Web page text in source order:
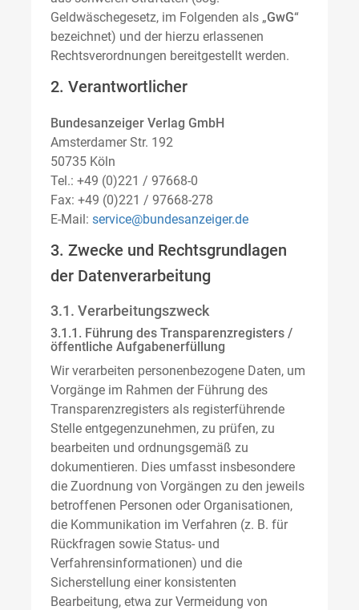
Geldwäschegesetz, im Folgenden als „GwG“
bezeichnet) und der hierzu erlassenen
Rechtsverordnungen bereitgestellt werden.
2. Verantwortlicher
Bundesanzeiger Verlag GmbH
Amsterdamer Str. 192
50735 Köln
Tel.: +49 (0)221 / 97668-0
Fax: +49 (0)221 / 97668-278
E-Mail: service@bundesanzeiger.de
3. Zwecke und Rechtsgrundlagen
der Datenverarbeitung
3.1. Verarbeitungszweck
3.1.1. Führung des Transparenzregisters /
öffentliche Aufgabenerfüllung
Wir verarbeiten personenbezogene Daten, um
Vorgänge im Rahmen der Führung des
Transparenzregisters als registerführende
Stelle entgegenzunehmen, zu prüfen, zu
bearbeiten und ordnungsgemäß zu
dokumentieren. Dies umfasst insbesondere
die Zuordnung von Vorgängen zu den jeweils
betroffenen Personen oder Organisationen,
die Kommunikation im Verfahren (z. B. für
Rückfragen sowie Status- und
Verfahrensinformationen) und die
Sicherstellung einer konsistenten
Bearbeitung, etwa zur Vermeidung von